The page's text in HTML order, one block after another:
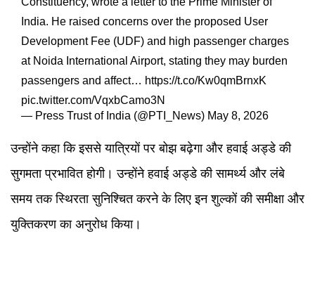
India. He raised concerns over the proposed User
Development Fee (UDF) and high passenger charges
at Noida International Airport, stating they may burden
passengers and affect… https://t.co/Kw0qmBrnxK
pic.twitter.com/VqxbCamo3N
— Press Trust of India (@PTI_News) May 8, 2026
उन्होंने कहा कि इससे यात्रियों पर बोझ बढ़ेगा और हवाई अड्डे की
सुगमता प्रभावित होगी। उन्होंने हवाई अड्डे की सामर्थ्य और लंबे
समय तक स्थिरता सुनिश्चित करने के लिए इन शुल्कों की समीक्षा और
युक्तिकरण का अनुरोध किया।